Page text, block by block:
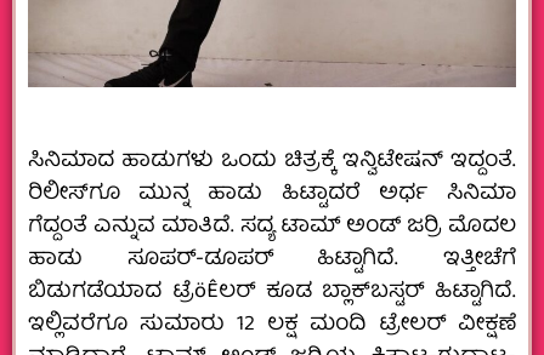
ಸಿನಿಮಾದ ಹಾಡುಗಳು ಒಂದು ಚಿತ್ರಕ್ಕೆ ಇನ್ವಿಟೇಷನ್ ಇದ್ದಂತೆ.
ರಿಲೀಸ್‌ಗೂ ಮುನ್ನ ಹಾಡು ಹಿಟ್ಟಾದರೆ ಅರ್ಧ ಸಿನಿಮಾ
ಗೆದ್ದಂತೆ ಎನ್ನುವ ಮಾತಿದೆ. ಸದ್ಯ ಟಾಮ್ ಅಂಡ್ ಜರ‍್ರಿ ಮೊದಲ
ಹಾಡು ಸೂಪರ್-ಡೂಪರ್ ಹಿಟ್ಟಾಗಿದೆ. ಇತ್ತೀಚೆಗೆ
ಬಿಡುಗಡೆಯಾದ ಟ್ರೆöÊಲರ್ ಕೂಡ ಬ್ಲಾಕ್‌ಬಸ್ಟರ್ ಹಿಟ್ಟಾಗಿದೆ.
ಇಲ್ಲಿವರೆಗೂ ಸುಮಾರು 12 ಲಕ್ಷ ಮಂದಿ ಟ್ರೇಲರ್ ವೀಕ್ಷಣೆ